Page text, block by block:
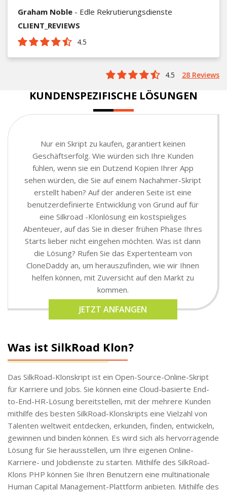
Graham Noble - Edle Rekrutierungsdienste
CLIENT_REVIEWS
4.5
4.5 28 Reviews
KUNDENSPEZIFISCHE LÖSUNGEN
Nur ein Skript zu kaufen, garantiert keinen
Geschäftserfolg. Wie würden sich Ihre Kunden
fühlen, wenn sie ein Dutzend Kopien Ihrer App
sehen würden, die Sie auf einem Nachahmer-Skript
erstellt haben? Auf der anderen Seite ist eine
benutzerdefinierte Entwicklung von Grund auf für
eine Silkroad -Klonlösung ein kostspieliges
Abenteuer, auf das Sie in dieser frühen Phase Ihres
Starts lieber nicht eingehen möchten. Was ist dann
die Lösung? Rufen Sie das Expertenteam von
CloneDaddy an, um herauszufinden, wie wir Ihnen
helfen können, mit Zuversicht auf den Markt zu
kommen.
JETZT ANFANGEN
Was ist SilkRoad Klon?
Das SilkRoad-Klonskript ist ein Open-Source-Online-Skript
für Karriere und Jobs. Sie können eine Cloud-basierte End-
to-End-HR-Lösung bereitstellen, mit der mehrere Kunden
mithilfe des besten SilkRoad-Klonskripts eine Vielzahl von
Talenten weltweit entdecken, erkunden, finden, entwickeln,
gewinnen und binden können. Es wird sich als hervorragende
Lösung für Sie herausstellen, um Ihre eigenen Online-
Karriere- und Jobdienste zu starten. Mithilfe des SilkRoad-
Klons PHP können Sie Ihren Benutzern eine multinationale
Human Capital Management-Plattform anbieten. Mithilfe des